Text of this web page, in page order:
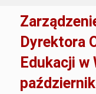
Dyrektora
Edukacji w